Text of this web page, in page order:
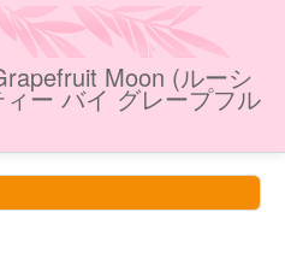
Moon (ルーシ
ー バイ グレープフル